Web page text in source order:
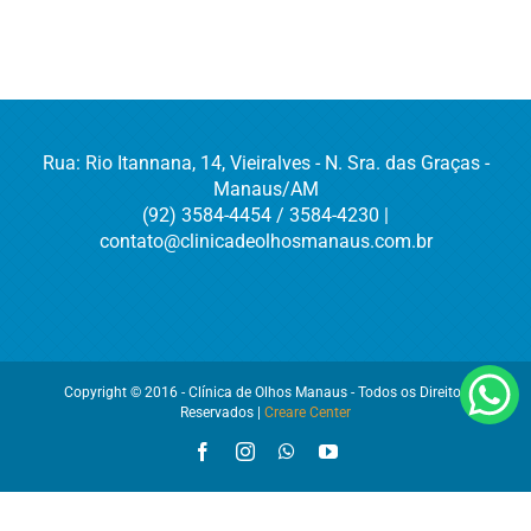
Rua: Rio Itannana, 14, Vieiralves - N. Sra. das Graças -
Manaus/AM
(92) 3584-4454 / 3584-4230 |
contato@clinicadeolhosmanaus.com.br
Copyright © 2016 - Clínica de Olhos Manaus - Todos os Direitos
Reservados | Creare Center
FacebookInstagramWhatsAppYouTube